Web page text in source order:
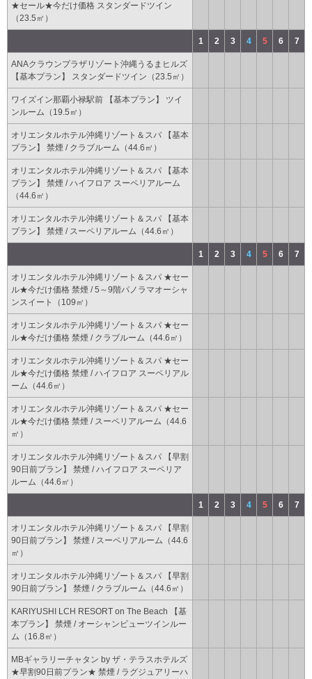
★セール★今だけ価格 スタンダードツイン
（23.5㎡）
1 2 3 4 5 6 7
ANAクラウンプラザリゾート沖縄うるまヒルズ
【基本プラン】 スタンダードツイン（23.5㎡）
ワイズイン那覇小禄駅前 【基本プラン】 ツイ
ンルーム（19.5㎡）
オリエンタルホテル沖縄リゾート＆スパ 【基本
プラン】 禁煙 / クラブルーム（44.6㎡）
オリエンタルホテル沖縄リゾート＆スパ 【基本
プラン】 禁煙 / ハイフロア スーペリアルーム
（44.6㎡）
オリエンタルホテル沖縄リゾート＆スパ 【基本
プラン】 禁煙 / スーペリアルーム（44.6㎡）
1 2 3 4 5 6 7
オリエンタルホテル沖縄リゾート＆スパ ★セー
ル★今だけ価格 禁煙 / 5～9階パノラマオーシャ
ンスイート（109㎡）
オリエンタルホテル沖縄リゾート＆スパ ★セー
ル★今だけ価格 禁煙 / クラブルーム（44.6㎡）
オリエンタルホテル沖縄リゾート＆スパ ★セー
ル★今だけ価格 禁煙 / ハイフロア スーペリアル
ーム（44.6㎡）
オリエンタルホテル沖縄リゾート＆スパ ★セー
ル★今だけ価格 禁煙 / スーペリアルーム（44.6
㎡）
オリエンタルホテル沖縄リゾート＆スパ 【早割
90日前プラン】 禁煙 / ハイフロア スーペリア
ルーム（44.6㎡）
1 2 3 4 5 6 7
オリエンタルホテル沖縄リゾート＆スパ 【早割
90日前プラン】 禁煙 / スーペリアルーム（44.6
㎡）
オリエンタルホテル沖縄リゾート＆スパ 【早割
90日前プラン】 禁煙 / クラブルーム（44.6㎡）
KARIYUSHI LCH RESORT on The Beach 【基
本プラン】 禁煙 / オーシャンビューツインルー
ム（16.8㎡）
MBギャラリーチャタン by ザ・テラスホテルズ
★早割90日前プラン★ 禁煙 / ラグジュアリーハ